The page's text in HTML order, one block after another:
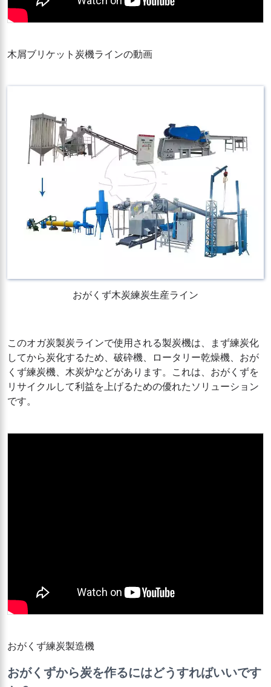
木屑ブリケット炭機ラインの動画
おがくず木炭練炭生産ライン
このオガ炭製炭ラインで使用される製炭機は、まず練炭化
してから炭化するため、破砕機、ロータリー乾燥機、おが
くず練炭機、木炭炉などがあります。これは、おがくずを
リサイクルして利益を上げるための優れたソリューション
です。
おがくず練炭製造機
おがくずから炭を作るにはどうすればいいです